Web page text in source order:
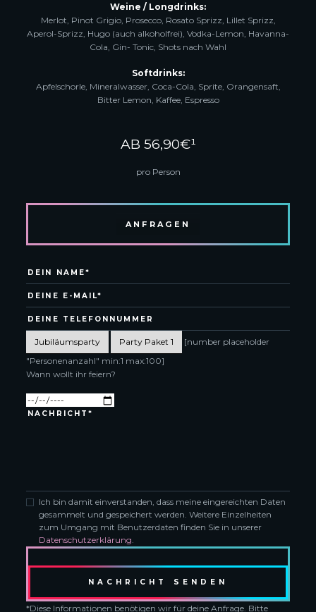
Weine / Longdrinks:
Merlot, Pinot Grigio, Prosecco, Rosato Sprizz, Lillet Sprizz,
Aperol-Sprizz, Hugo (auch alkoholfrei), Vodka-Lemon, Havanna-
Cola, Gin- Tonic, Shots nach Wahl
Softdrinks:
Apfelschorle, Mineralwasser, Coca-Cola, Sprite, Orangensaft,
Bitter Lemon, Kaffee, Espresso
AB 56,90€¹
pro Person
ANFRAGEN
[number placeholder
"Personenanzahl" min:1 max:100]
Wann wollt ihr feiern?
Ich bin damit einverstanden, dass meine eingereichten Daten
gesammelt und gespeichert werden. Weitere Einzelheiten
zum Umgang mit Benutzerdaten finden Sie in unserer
Datenschutzerklärung
*Diese Informationen benötigen wir für deine Anfrage. Bitte